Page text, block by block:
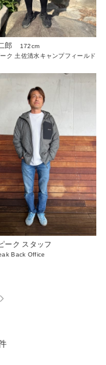
郎
172cm
ク 土佐清水キャンプフィールド
ーク スタッフ
Back Office